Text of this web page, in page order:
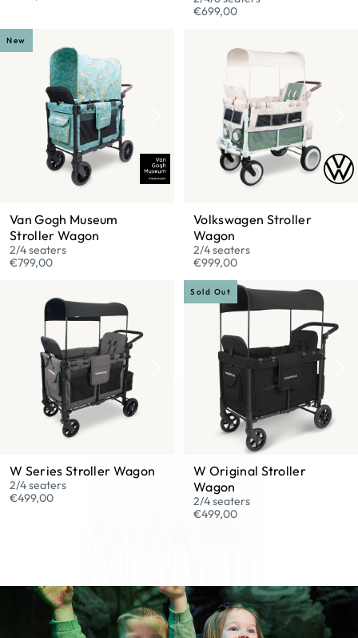
€699,00
New
Van Gogh Museum
Stroller Wagon
2/4 seaters
€799,00
Volkswagen Stroller
Wagon
2/4 seaters
€999,00
W Series Stroller Wagon
2/4 seaters
€499,00
Sold Out
W Original Stroller
Wagon
2/4 seaters
€499,00